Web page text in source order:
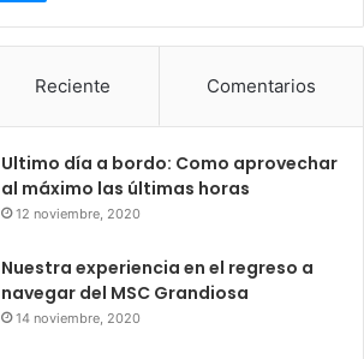
Reciente Comentarios
Ultimo día a bordo: Como aprovechar
al máximo las últimas horas
12 noviembre, 2020
Nuestra experiencia en el regreso a
navegar del MSC Grandiosa
14 noviembre, 2020